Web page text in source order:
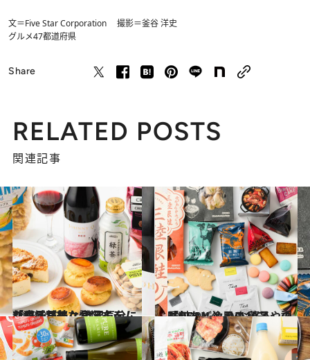
文＝Five Star Corporation 撮影＝釜谷 洋史
グルメ47都道府県
Share
RELATED POSTS
関連記事
2023.9.13
新商品が続々登場する「成城石井」 贅沢気分になれる甘美な10アイテム
グルメ 2023.9.14
「DEAN ＆ DELUCA」の最旬トレンド お菓子や調味料など注目の10選
グルメ